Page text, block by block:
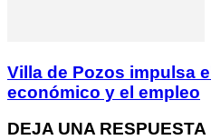
Villa de Pozos impulsa
económico y el empleo
DEJA UNA RESPUESTA